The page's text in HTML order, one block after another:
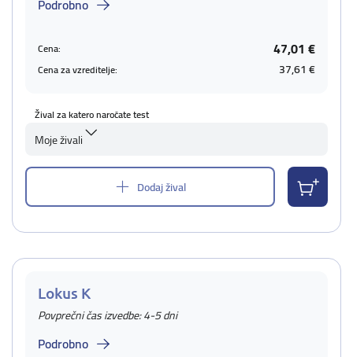
Podrobno
Cena: 47,01 €
Cena za vzreditelje: 37,61 €
Žival za katero naročate test
Moje živali
Dodaj žival
Lokus K
Povprečni čas izvedbe: 4-5 dni
Podrobno